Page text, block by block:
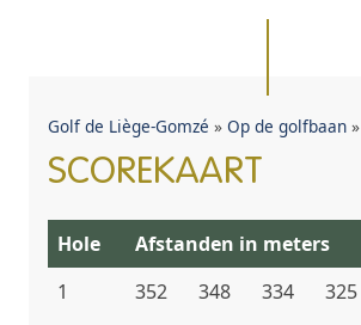
Golf de Liège-Gomzé » Op de golfbaan »
SCOREKAART
Hole Afstanden in meters
1
352 348 334 325